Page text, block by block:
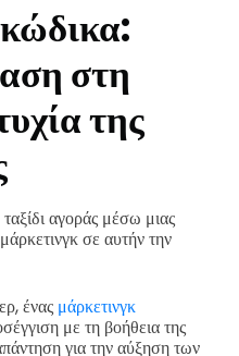
στη
της
αγοράς μέσω μιας
σε αυτήν την
έναςμάρκετινγκ
με τη βοήθεια της
για την αύξηση των